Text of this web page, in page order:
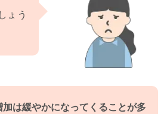
ょう
加は緩やかになってくることが多